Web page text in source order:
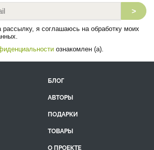
>
рассылку, я соглашаюсь на обработку моих
ознакомлен (а).
БЛОГ
АВТОРЫ
ПОДАРКИ
ТОВАРЫ
О ПРОЕКТЕ